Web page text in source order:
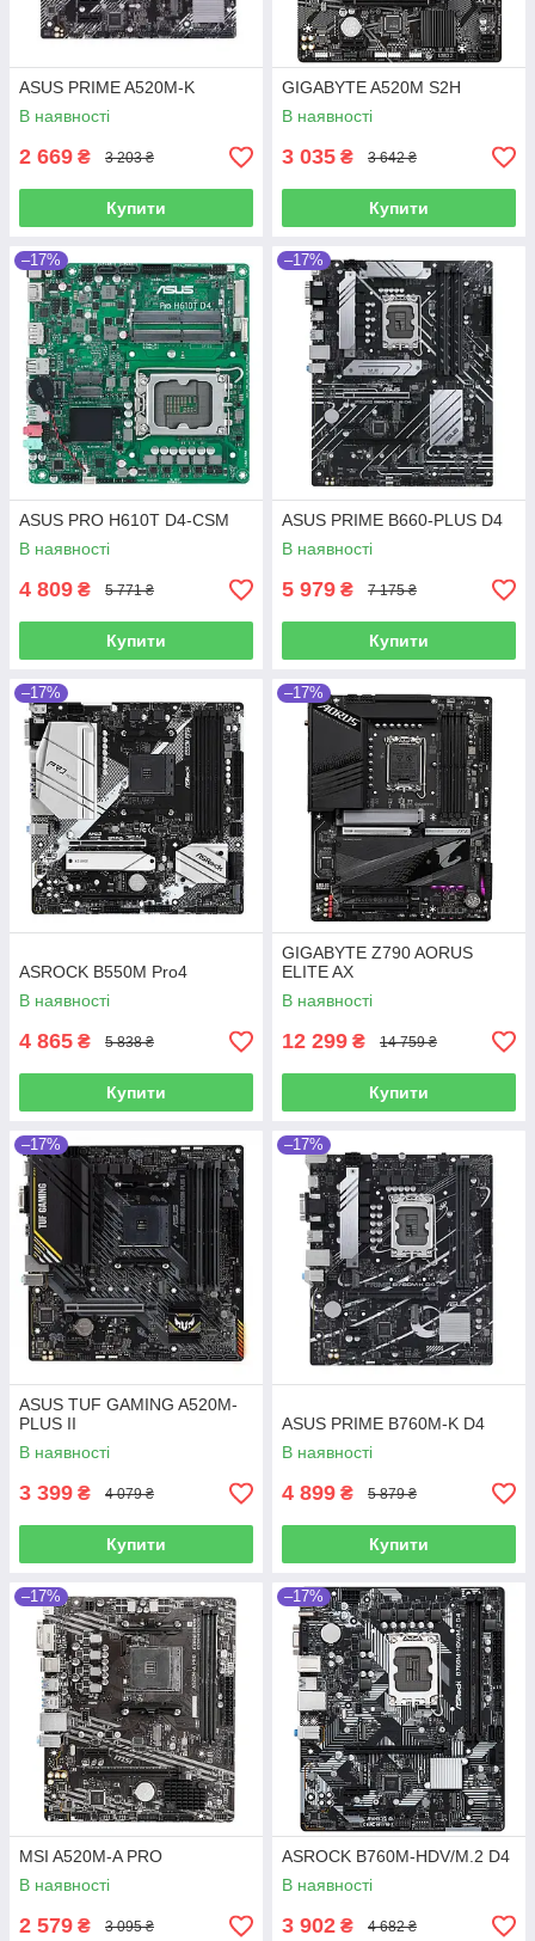
ASUS PRIME A520M-K
В наявності
2 669 ₴ 3 203 ₴
Купити
GIGABYTE A520M S2H
В наявності
3 035 ₴ 3 642 ₴
Купити
–17%
ASUS PRO H610T D4-CSM
В наявності
4 809 ₴ 5 771 ₴
Купити
–17%
ASUS PRIME B660-PLUS D4
В наявності
5 979 ₴ 7 175 ₴
Купити
–17%
ASROCK B550M Pro4
В наявності
4 865 ₴ 5 838 ₴
Купити
–17%
GIGABYTE Z790 AORUS
ELITE AX
В наявності
12 299 ₴ 14 759 ₴
Купити
–17%
ASUS TUF GAMING A520M-
PLUS II
В наявності
3 399 ₴ 4 079 ₴
Купити
–17%
ASUS PRIME B760M-K D4
В наявності
4 899 ₴ 5 879 ₴
Купити
–17%
MSI A520M-A PRO
В наявності
2 579 ₴ 3 095 ₴
–17%
ASROCK B760M-HDV/M.2 D4
В наявності
3 902 ₴ 4 682 ₴